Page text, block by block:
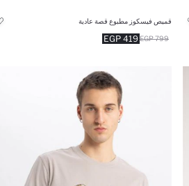
قميص فيسكوز مطبوع قصة عادية
419 EGP 799 EGP